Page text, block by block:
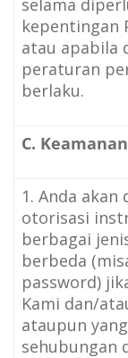
kepentingan
atau apabila
peraturan
berlaku.
C.
1. Anda
otorisasi
berbagai
berbeda
password)
Kami dan/
ataupun
sehubungan